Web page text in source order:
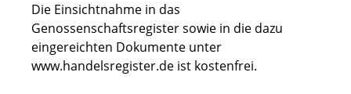
Die Einsichtnahme in das
Genossenschaftsregister sowie in die dazu
eingereichten Dokumente unter
www.handelsregister.de ist kostenfrei.